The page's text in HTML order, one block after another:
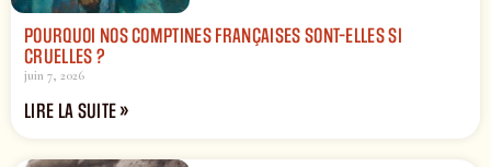
POURQUOI NOS COMPTINES FRANÇAISES SONT-ELLES SI
CRUELLES ?
juin 7, 2026
LIRE LA SUITE »